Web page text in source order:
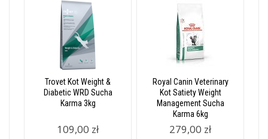
Trovet Kot Weight &
Diabetic WRD Sucha
Karma 3kg
109,00 zł
Royal Canin Veterinary
Kot Satiety Weight
Management Sucha
Karma 6kg
279,00 zł